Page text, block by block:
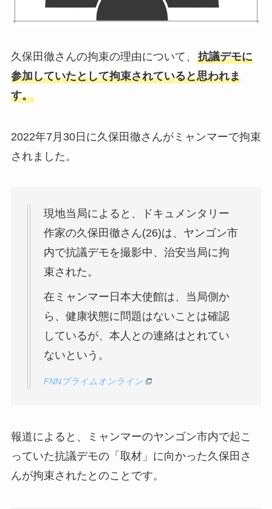
久保田徹さんの拘束の理由について、 抗議デモに
参加していたとして拘束されていると思われま
す。
2022年7月30日に久保田徹さんがミャンマーで拘束
されました。
現地当局によると、ドキュメンタリー
作家の久保田徹さん(26)は、ヤンゴン市
内で抗議デモを撮影中、治安当局に拘
束された。
在ミャンマー日本大使館は、当局側か
ら、健康状態に問題はないことは確認
しているが、本人との連絡はとれてい
ないという。
FNNプライムオンライン
報道によると、ミャンマーのヤンゴン市内で起こ
っていた抗議デモの「取材」に向かった久保田さ
んが拘束されたとのことです。